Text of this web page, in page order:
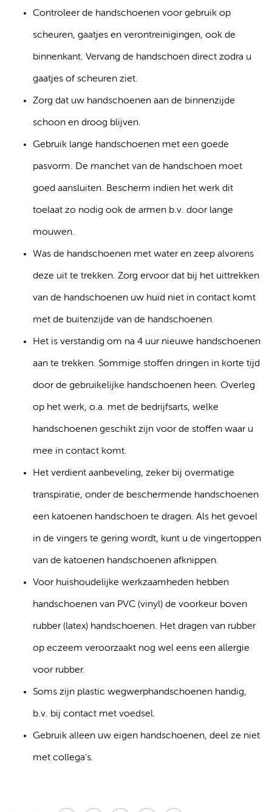
Controleer de handschoenen voor gebruik op
scheuren, gaatjes en verontreinigingen, ook de
binnenkant. Vervang de handschoen direct zodra u
gaatjes of scheuren ziet.
Zorg dat uw handschoenen aan de binnenzijde
schoon en droog blijven.
Gebruik lange handschoenen met een goede
pasvorm. De manchet van de handschoen moet
goed aansluiten. Bescherm indien het werk dit
toelaat zo nodig ook de armen b.v. door lange
mouwen.
Was de handschoenen met water en zeep alvorens
deze uit te trekken. Zorg ervoor dat bij het uittrekken
van de handschoenen uw huid niet in contact komt
met de buitenzijde van de handschoenen.
Het is verstandig om na 4 uur nieuwe handschoenen
aan te trekken. Sommige stoffen dringen in korte tijd
door de gebruikelijke handschoenen heen. Overleg
op het werk, o.a. met de bedrijfsarts, welke
handschoenen geschikt zijn voor de stoffen waar u
mee in contact komt.
Het verdient aanbeveling, zeker bij overmatige
transpiratie, onder de beschermende handschoenen
een katoenen handschoen te dragen. Als het gevoel
in de vingers te gering wordt, kunt u de vingertoppen
van de katoenen handschoenen afknippen.
Voor huishoudelijke werkzaamheden hebben
handschoenen van PVC (vinyl) de voorkeur boven
rubber (latex) handschoenen. Het dragen van rubber
op eczeem veroorzaakt nog wel eens een allergie
voor rubber.
Soms zijn plastic wegwerphandschoenen handig,
b.v. bij contact met voedsel.
Gebruik alleen uw eigen handschoenen, deel ze niet
met collega’s.